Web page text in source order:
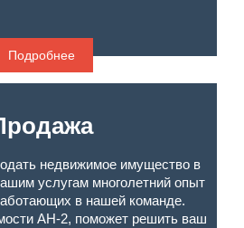
Подробнее
недвижимое имущество в
услугам многолетний опыт
в нашей команде.
АН-2, поможет решить ваш